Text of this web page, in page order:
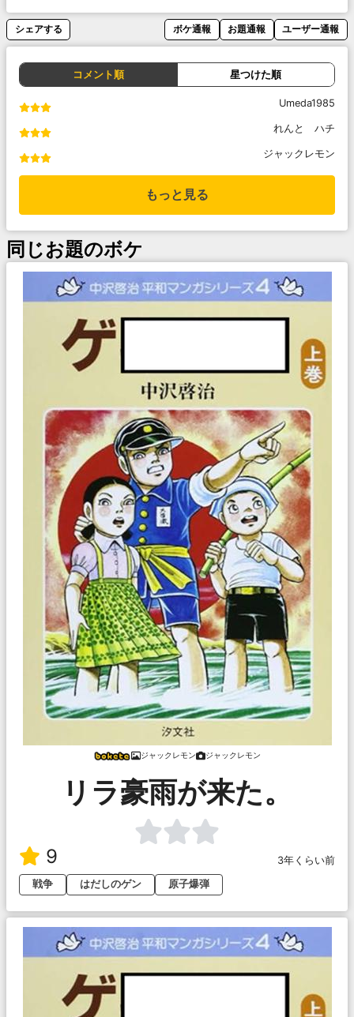
シェアする ボケ通報 お題通報 ユーザー通報
コメント順 星つけた順
Umeda1985
れんと ハチ
ジャックレモン
もっと見る
同じお題のボケ
ジャックレモン ジャックレモン
リラ豪雨が来た。
9
3年くらい前
戦争
はだしのゲン 原子爆弾